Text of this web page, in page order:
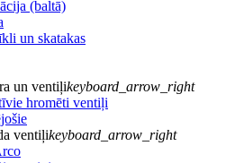
(baltā)
un skatakas
un ventiļikeyboard_arrow_right
hromēti ventiļi
ventiļikeyboard_arrow_right